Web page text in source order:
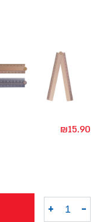
₪15.90
- כמות של סרגל מתקפל 30 ס"מ קמפוס
+